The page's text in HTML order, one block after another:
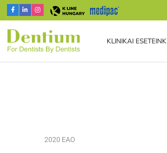
KLINIKAI ESETEINK
2020 EAO